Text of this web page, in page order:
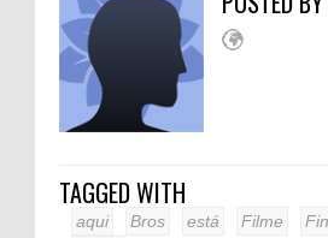
TAGGED WITH
aqui Bros está Filme